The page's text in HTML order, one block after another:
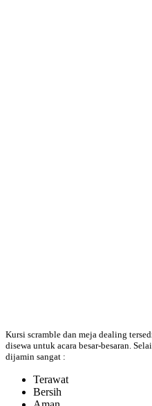
Kursi scramble dan meja dealing
disewa untuk acara besar-besaran.
dijamin sangat :
Terawat
Bersih